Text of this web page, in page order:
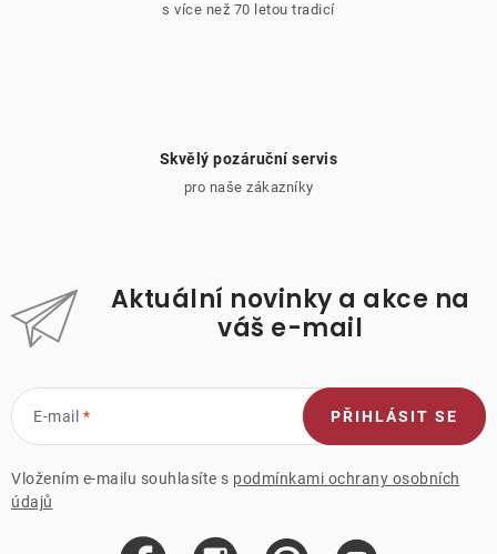
s více než 70 letou tradicí
Skvělý pozáruční servis
pro naše zákazníky
Aktuální novinky a akce na
váš e-mail
E-mail
Vložením e-mailu souhlasíte s podmínkami ochrany osobních
údajů
PŘIHLÁSIT SE